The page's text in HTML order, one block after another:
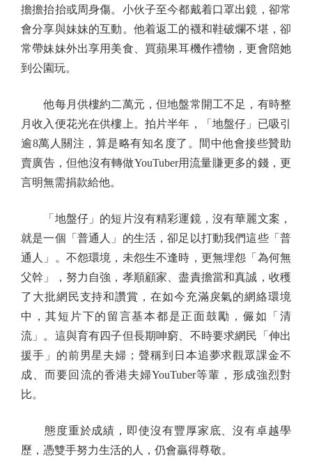
擔擔抬抬或周身傷。小伙子至今都戴着口罩出鏡，卻常
會分享與妹妹的互動。他着返工的襪和鞋破爛不堪，卻
常帶妹妹外出享用美食、買蘋果耳機作禮物，更會陪她
到公園玩。
他每月供樓約二萬元，但地盤常開工不足，有時整
月收入便花光在供樓上。拍片半年，「地盤仔」已吸引
逾8萬人關注，算是略有知名度了。間中他會接些贊助
賣廣告，但他沒有轉做YouTuber用流量賺更多的錢，更
言明無需捐款給他。
「地盤仔」的短片沒有精彩運鏡，沒有華麗文案，
就是一個「普通人」的生活，卻足以打動我們這些「普
通人」。不怨環境，未怨生不逢時，更無埋怨「為何無
父幹」，努力自強，孝順顧家、盡責擔當和真誠，收穫
了大批網民支持和讚賞，在如今充滿戾氣的網絡環境
中，其短片下的留言基本都是正面鼓勵，儼如「清
流」。這與育有四子但長期呻窮、不時要求網民「伸出
援手」的前男星夫婦；聲稱到日本追夢求觀眾課金不
成、而要回流的香港夫婦YouTuber等輩，形成強烈對
比。
態度重於成績，即使沒有豐厚家底、沒有卓越學
歷，憑雙手努力生活的人，仍會贏得尊敬。